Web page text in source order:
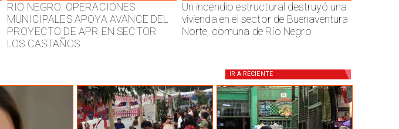
RIO NEGRO: OPERACIONES
MUNICIPALES APOYA AVANCE DEL
PROYECTO DE APR EN SECTOR
LOS CASTAÑOS
Un incendio estructural destruyó una
vivienda en el sector de Buenaventura
Norte, comuna de Río Negro
IR A RECIENTE